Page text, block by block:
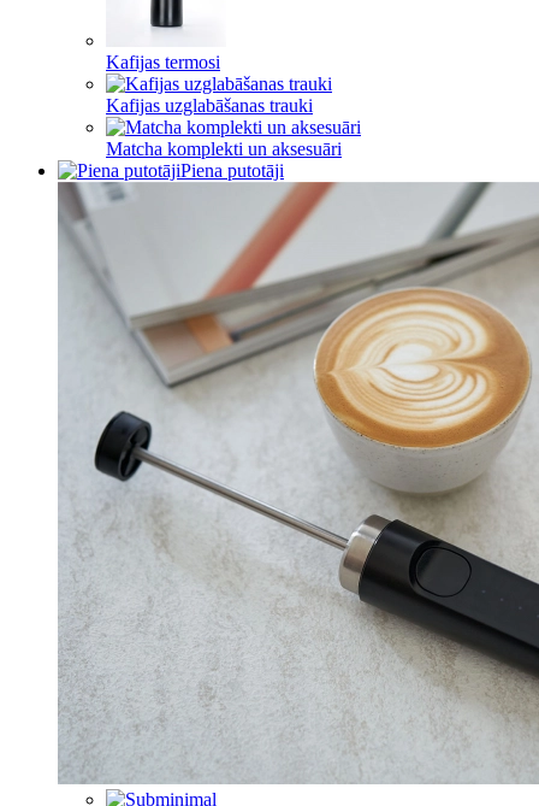
Kafijas termosi
Kafijas uzglabāšanas trauki
Matcha komplekti un aksesuāri
Piena putotāji